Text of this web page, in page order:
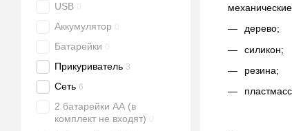
дерево;
силикон;
резина;
USB
Аккумулятор
Батарейки
Прикуриватель 3
Сеть 6
2 батарейки АА (в
комплект не входят)